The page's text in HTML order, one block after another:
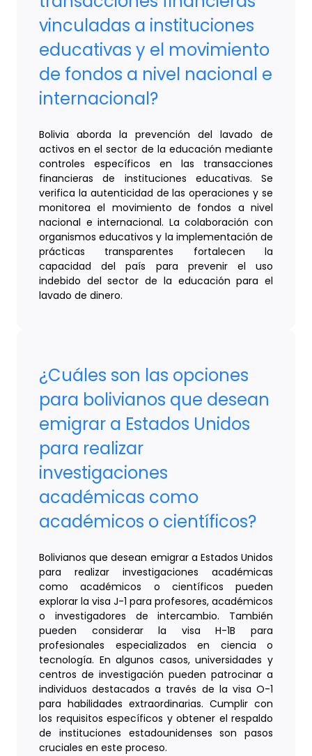
vinculadas a instituciones
educativas y el movimiento
de fondos a nivel nacional e
internacional?
Bolivia aborda la prevención del lavado de
activos en el sector de la educación mediante
controles específicos en las transacciones
financieras de instituciones educativas. Se
verifica la autenticidad de las operaciones y se
monitorea el movimiento de fondos a nivel
nacional e internacional. La colaboración con
organismos educativos y la implementación de
prácticas transparentes fortalecen la
capacidad del país para prevenir el uso
indebido del sector de la educación para el
lavado de dinero.
¿Cuáles son las opciones
para bolivianos que desean
emigrar a Estados Unidos
para realizar
investigaciones
académicas como
académicos o científicos?
Bolivianos que desean emigrar a Estados Unidos
para realizar investigaciones académicas
como académicos o científicos pueden
explorar la visa J-1 para profesores, académicos
o investigadores de intercambio. También
pueden considerar la visa H-1B para
profesionales especializados en ciencia o
tecnología. En algunos casos, universidades y
centros de investigación pueden patrocinar a
individuos destacados a través de la visa O-1
para habilidades extraordinarias. Cumplir con
los requisitos específicos y obtener el respaldo
de instituciones estadounidenses son pasos
cruciales en este proceso.